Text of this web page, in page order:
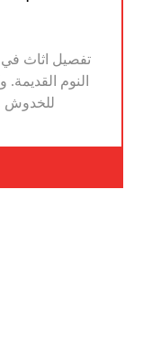
تفصيل اثاث في
النوم
للخدوش